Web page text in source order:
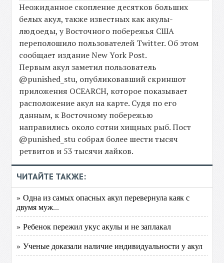
Неожиданное скопление десятков больших
белых акул, также известных как акулы-
людоеды, у Восточного побережья США
переполошило пользователей Twitter. Об этом
сообщает издание New York Post.
Первым акул заметил пользователь
@punished_stu, опубликовавший скриншот
приложения OCEARCH, которое показывает
расположение акул на карте. Судя по его
данным, к Восточному побережью
направились около сотни хищных рыб. Пост
@punished_stu собрал более шести тысяч
ретвитов и 53 тысячи лайков.
ЧИТАЙТЕ ТАКЖЕ:
» Одна из самых опасных акул перевернула каяк с
двумя муж...
» Ребенок пережил укус акулы и не заплакал
» Ученые доказали наличие индивидуальности у акул